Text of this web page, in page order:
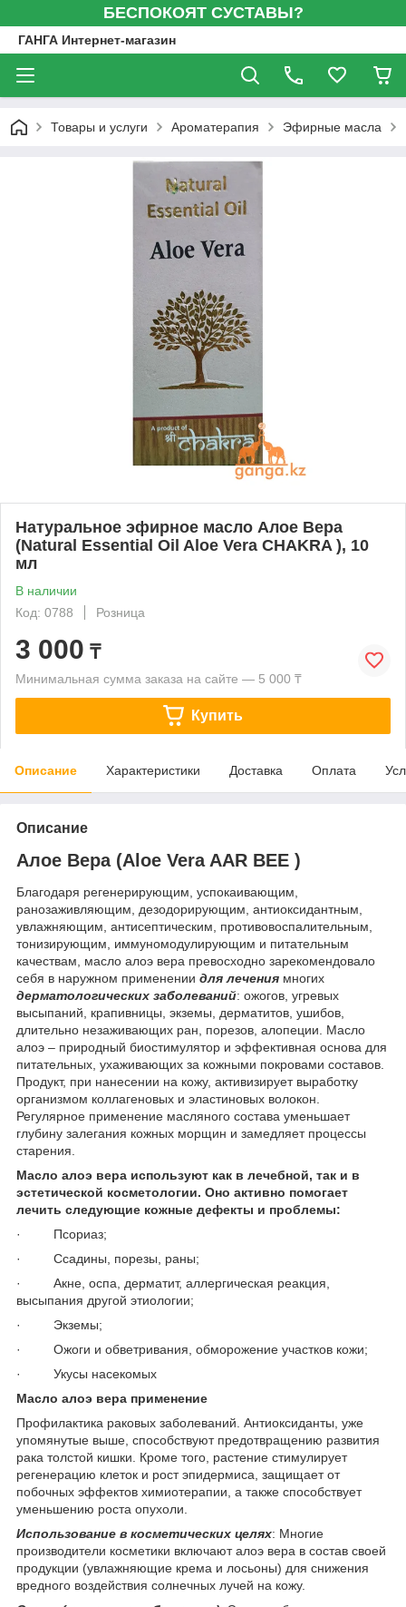
БЕСПОКОЯТ СУСТАВЫ?
ГАНГА Интернет-магазин
Товары и услуги Ароматерапия Эфирные масла
Натуральное эфирное масло Алое Вера
(Natural Essential Oil Aloe Vera CHAKRA ), 10
мл
В наличии
Код: 0788
Розница
3 000 ₸
Минимальная сумма заказа на сайте — 5 000 ₸
Купить
Описание Характеристики Доставка Оплата
Описание
Алое Вера (Aloe Vera AAR BEE )
Благодаря регенерирующим, успокаивающим,
ранозаживляющим, дезодорирующим, антиоксидантным,
увлажняющим, антисептическим, противовоспалительным,
тонизирующим, иммуномодулирующим и питательным
качествам, масло алоэ вера превосходно зарекомендовало
себя в наружном применении для лечения многих
дерматологических заболеваний: ожогов, угревых
высыпаний, крапивницы, экземы, дерматитов, ушибов,
длительно незаживающих ран, порезов, алопеции. Масло
алоэ – природный биостимулятор и эффективная основа для
питательных, ухаживающих за кожными покровами составов.
Продукт, при нанесении на кожу, активизирует выработку
организмом коллагеновых и эластиновых волокон.
Регулярное применение масляного состава уменьшает
глубину залегания кожных морщин и замедляет процессы
старения.
Масло алоэ вера используют как в лечебной, так и в
эстетической косметологии. Оно активно помогает
лечить следующие кожные дефекты и проблемы:
· Псориаз;
· Ссадины, порезы, раны;
· Акне, оспа, дерматит, аллергическая реакция,
высыпания другой этиологии;
· Экземы;
· Ожоги и обветривания, обморожение участков кожи;
· Укусы насекомых
Масло алоэ вера применение
Профилактика раковых заболеваний. Антиоксиданты, уже
упомянутые выше, способствуют предотвращению развития
рака толстой кишки. Кроме того, растение стимулирует
регенерацию клеток и рост эпидермиса, защищает от
побочных эффектов химиотерапии, а также способствует
уменьшению роста опухоли.
Использование в косметических целях: Многие
производители косметики включают алоэ вера в состав своей
продукции (увлажняющие крема и лосьоны) для снижения
вредного воздействия солнечных лучей на кожу.